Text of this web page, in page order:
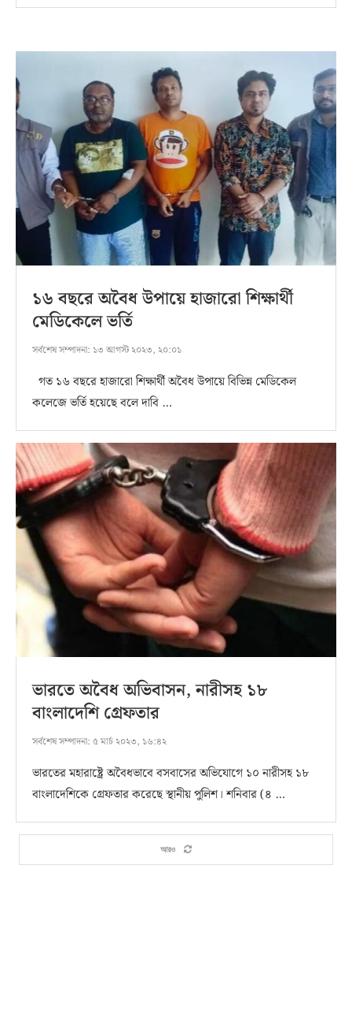
১৬ বছরে অবৈধ উপায়ে হাজারো শিক্ষার্থী
মেডিকেলে ভর্তি
সর্বশেষ সম্পাদনা: ১৩ আগস্ট ২০২৩, ২০:০১
গত ১৬ বছরে হাজারো শিক্ষার্থী অবৈধ উপায়ে বিভিন্ন মেডিকেল
কলেজে ভর্তি হয়েছে বলে দাবি …
ভারতে অবৈধ অভিবাসন, নারীসহ ১৮
বাংলাদেশি গ্রেফতার
সর্বশেষ সম্পাদনা: ৫ মার্চ ২০২৩, ১৬:৪২
ভারতের মহারাষ্ট্রে অবৈধভাবে বসবাসের অভিযোগে ১০ নারীসহ ১৮
বাংলাদেশিকে গ্রেফতার করেছে স্থানীয় পুলিশ। শনিবার (৪ …
আরও